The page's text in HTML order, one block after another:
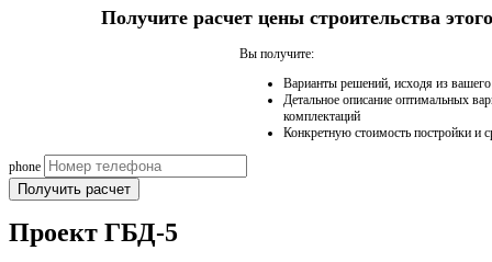
Получите расчет цены строительства
Вы получите:
Варианты решений, исходя из
Детальное описание оптимальных
комплектаций
Конкретную стоимость постройки и
phone
Получить расчет
Проект ГБД-5